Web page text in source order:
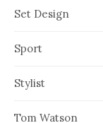
Set Design
Sport
Stylist
Tom Watson